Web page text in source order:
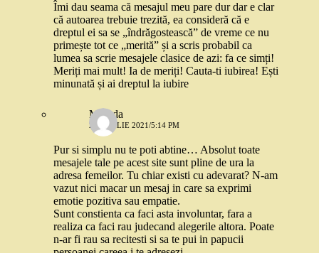
Îmi dau seama că mesajul meu pare dur dar e clar
că autoarea trebuie trezită, ea consideră că e
dreptul ei sa se „îndrăgostească” de vreme ce nu
primește tot ce „merită” și a scris probabil ca
lumea sa scrie mesajele clasice de azi: fa ce simți!
Meriți mai mult! Ia de meriți! Cauta-ti iubirea! Ești
minunată și ai dreptul la iubire
Mianda
27 APRILIE 2021/5:14 PM
Pur si simplu nu te poti abtine… Absolut toate
mesajele tale pe acest site sunt pline de ura la
adresa femeilor. Tu chiar existi cu adevarat? N-am
vazut nici macar un mesaj in care sa exprimi
emotie pozitiva sau empatie.
Sunt constienta ca faci asta involuntar, fara a
realiza ca faci rau judecand alegerile altora. Poate
n-ar fi rau sa recitesti si sa te pui in papucii